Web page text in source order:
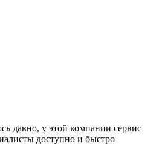
давно, у этой компании сервис
доступно и быстро